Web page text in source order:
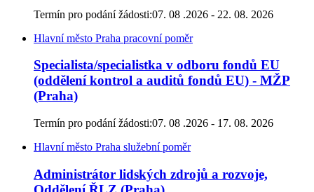
Termín pro podání žádosti:07. 08 .2026 - 22. 08. 2026
Hlavní město Praha pracovní poměr
Specialista/specialistka v odboru fondů EU
(oddělení kontrol a auditů fondů EU) - MŽP
(Praha)
Termín pro podání žádosti:07. 08 .2026 - 17. 08. 2026
Hlavní město Praha služební poměr
Administrátor lidských zdrojů a rozvoje,